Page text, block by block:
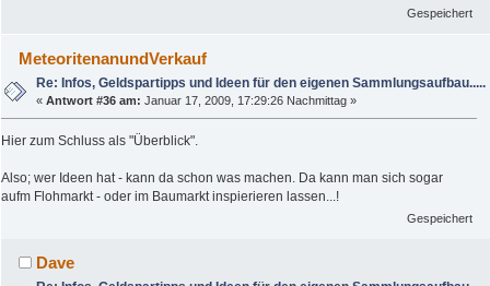
Gespeichert
MeteoritenanundVerkauf
Re: Infos, Geldspartipps und Ideen für den eigenen Sammlungsaufbau.....
«Antwort #36 am: Januar 17, 2009, 17:29:26 Nachmittag »
Hier zum Schluss als "Überblick".
Also; wer Ideen hat - kann da schon was machen. Da kann man sich sogar
aufm Flohmarkt - oder im Baumarkt inspierieren lassen...!
Gespeichert
Dave